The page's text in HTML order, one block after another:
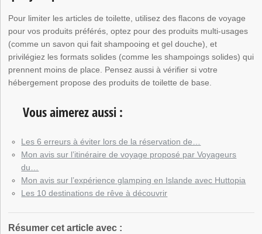
Pour limiter les articles de toilette, utilisez des flacons de voyage
pour vos produits préférés, optez pour des produits multi-usages
(comme un savon qui fait shampooing et gel douche), et
privilégiez les formats solides (comme les shampoings solides) qui
prennent moins de place. Pensez aussi à vérifier si votre
hébergement propose des produits de toilette de base.
Vous aimerez aussi :
Les 6 erreurs à éviter lors de la réservation de…
Mon avis sur l’itinéraire de voyage proposé par Voyageurs
du…
Mon avis sur l’expérience glamping en Islande avec Huttopia
Les 10 destinations de rêve à découvrir
Résumer cet article avec :